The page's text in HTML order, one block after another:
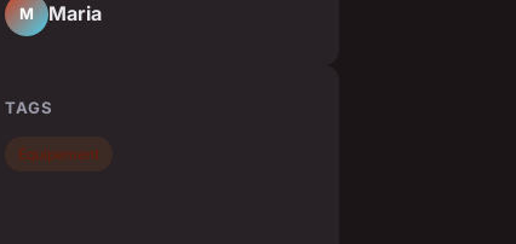
M Maria
TAGS
Équipement